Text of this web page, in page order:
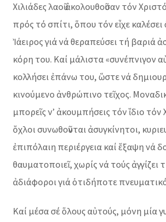
Χιλιάδες λαοῦ ἀκολουθοῦσαν τόν
πρός τό σπίτι, ὅπου τόν εἶχε
Ἰάειρος γιά νά θεραπεύσει τή βαριά
κόρη του. Καί μάλιστα «συνέπνιγον
κολλήσει ἐπάνω του, ὥστε νά
κινούμενο ἀνθρώπινο τεῖχος.
μπορεῖς ν’ ἀκουμπήσεις τόν ἴδιο τόν
ὄχλοι συνωθοῦνται ἀσυγκίνητοι,
ἐπιπόλαιη περιέργεια καί ἔξαψη νά
θαυματοποιεῖ, χωρίς νά τούς ἀγγίζει
ἀδιάφοροι γιά ὁτιδήποτε
Καί μέσα σέ ὅλους αὐτούς, μόνη μία